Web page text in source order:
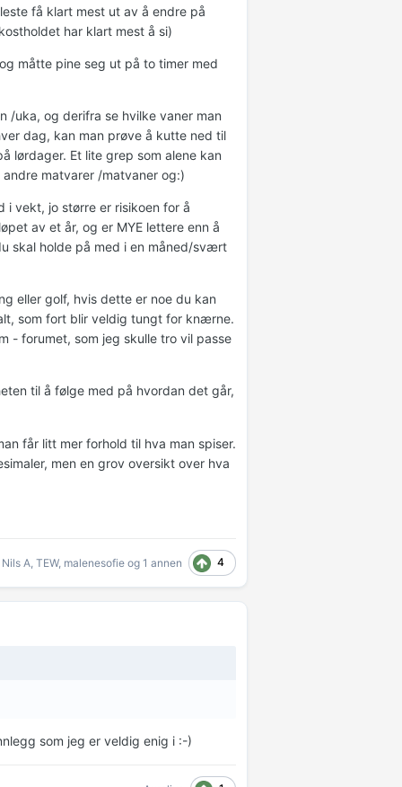
få klart mest ut av å endre på
har klart mest å si)
måtte pine seg ut på to timer med
/uka, og derifra se hvilke vaner man
dag, kan man prøve å kutte ned til
lørdager. Et lite grep som alene kan
matvarer /matvaner og:)
i vekt, jo større er risikoen for å
av et år, og er MYE lettere enn å
skal holde på med i en måned/svært
eller golf, hvis dette er noe du kan
som fort blir veldig tungt for knærne.
- forumet, som jeg skulle tro vil passe
til å følge med på hvordan det går,
får litt mer forhold til hva man spiser.
men en grov oversikt over hva
Nils A TEW, malenesofie og 1 annen 4
som jeg er veldig enig i :-)